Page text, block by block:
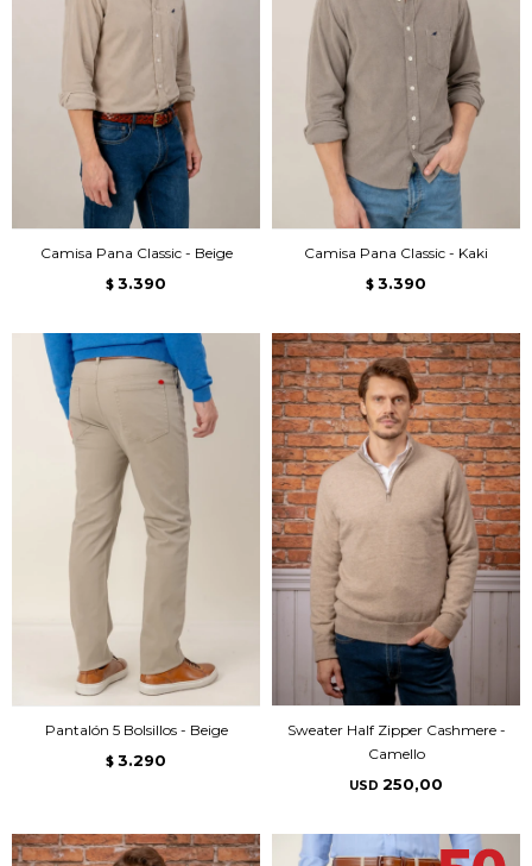
Camisa Pana Classic - Beige
$ 3.390
Camisa Pana Classic - Kaki
$ 3.390
Pantalón 5 Bolsillos - Beige
$ 3.290
Sweater Half Zipper Cashmere -
Camello
USD 250,00